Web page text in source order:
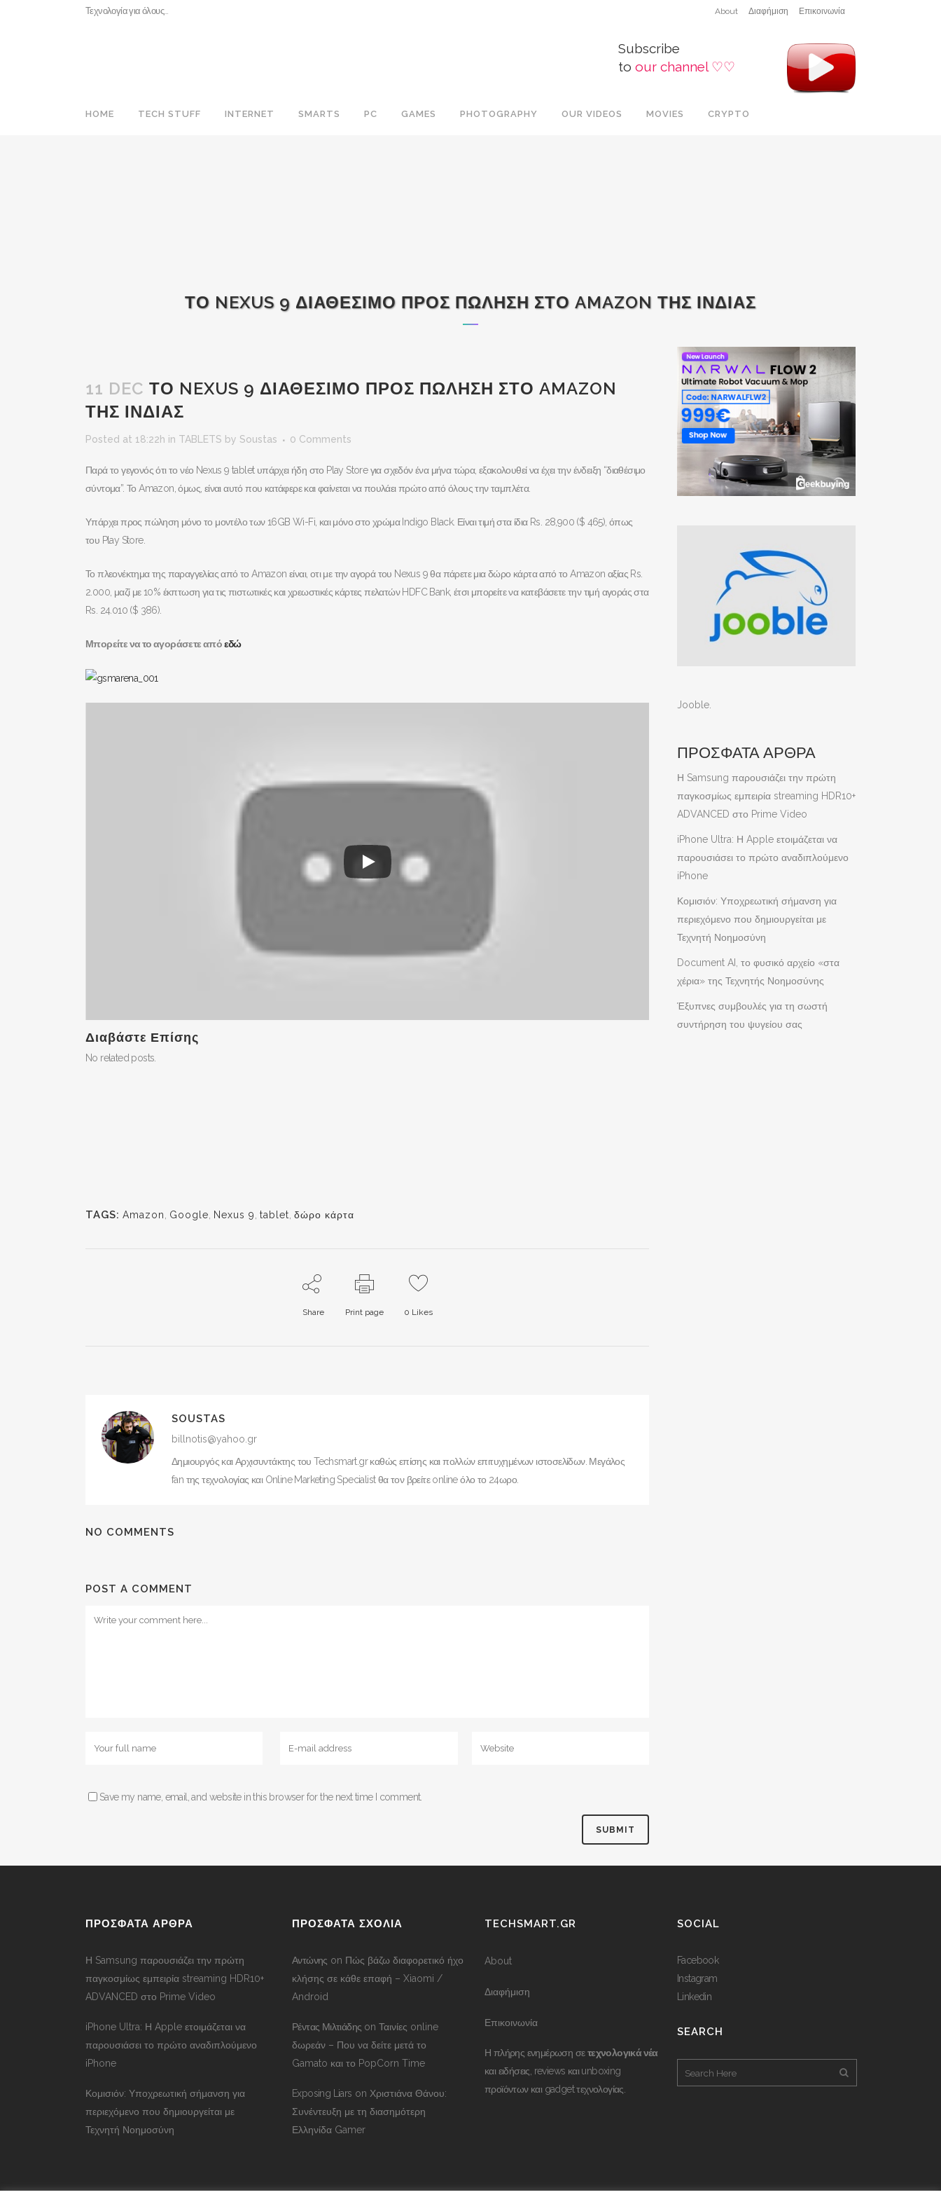
Τεχνολογία για όλους… About Διαφήμιση Επικοινωνία
Subscribe
to our channel ♡♡
HOME TECH STUFF INTERNET SMARTS PC GAMES PHOTOGRAPHY OUR VIDEOS MOVIES CRYPTO
ΤΟ NEXUS 9 ΔΙΑΘΕΣΙΜΟ ΠΡΟΣ ΠΩΛΗΣΗ ΣΤΟ AMAZON ΤΗΣ ΙΝΔΙΑΣ
11 DEC ΤΟ NEXUS 9 ΔΙΑΘΕΣΙΜΟ ΠΡΟΣ ΠΩΛΗΣΗ ΣΤΟ AMAZON
ΤΗΣ ΙΝΔΙΑΣ
Posted at 18:22h in TABLETS by Soustas 0 Comments
Παρά το γεγονός ότι το νέο Nexus 9 tablet υπάρχει ήδη στο Play Store για σχεδόν ένα μήνα τώρα, εξακολουθεί να έχει την ένδειξη “διαθέσιμο
σύντομα”. Το Amazon, όμως, είναι αυτό που κατάφερε και φαίνεται να πουλάει πρώτο από όλους την ταμπλέτα.
Υπάρχει προς πώληση μόνο το μοντέλο των 16GB Wi-Fi, και μόνο στο χρώμα Indigo Black. Είναι τιμή στα ίδια Rs. 28,900 ($ 465), όπως
του Play Store.
Το πλεονέκτημα της παραγγελίας από το Amazon είναι, οτι με την αγορά του Nexus 9 θα πάρετε μια δώρο κάρτα από το Amazon αξίας Rs.
2.000, μαζί με 10% έκπτωση για τις πιστωτικές και χρεωστικές κάρτες πελατών HDFC Bank, έτσι μπορείτε να κατεβάσετε την τιμή αγοράς στα
Rs. 24.010 ($ 386).
Μπορείτε να το αγοράσετε απόεδώ
Διαβάστε Επίσης
No related posts.
TAGS: Amazon Google Nexus 9 tablet δώρο κάρτα
Share Print page 0 Likes
SOUSTAS
billnotis@yahoo.gr
Δημιουργός και Αρχισυντάκτης του Techsmart.gr καθώς επίσης και πολλών επιτυχημένων ιστοσελίδων. Μεγάλος
fan της τεχνολογίας και Online Marketing Specialist θα τον βρείτε online όλο το 24ωρο.
NO COMMENTS
POST A COMMENT
Save my name, email, and website in this browser for the next time I comment.
Jooble
ΠΡΟΣΦΑΤΑ ΑΡΘΡΑ
Η Samsung παρουσιάζει την πρώτη
παγκοσμίως εμπειρία streaming HDR10+
ADVANCED στο Prime Video
iPhone Ultra: Η Apple ετοιμάζεται να
παρουσιάσει το πρώτο αναδιπλούμενο
iPhone
Κομισιόν: Υποχρεωτική σήμανση για
περιεχόμενο που δημιουργείται με
Τεχνητή Νοημοσύνη
Document AI, το φυσικό αρχείο «στα
χέρια» της Τεχνητής Νοημοσύνης
Έξυπνες συμβουλές για τη σωστή
συντήρηση του ψυγείου σας
ΠΡΟΣΦΑΤΑ ΑΡΘΡΑ
Η Samsung παρουσιάζει την πρώτη
παγκοσμίως εμπειρία streaming HDR10+
ADVANCED στο Prime Video
iPhone Ultra: Η Apple ετοιμάζεται να
παρουσιάσει το πρώτο αναδιπλούμενο
iPhone
Κομισιόν: Υποχρεωτική σήμανση για
περιεχόμενο που δημιουργείται με
Τεχνητή Νοημοσύνη
ΠΡΟΣΦΑΤΑ ΣΧΟΛΙΑ
Αντώνης on Πώς βάζω διαφορετικό ήχο
κλήσης σε κάθε επαφή – Xiaomi /
Android
Ρέντας Μιλτιάδης onΤαινίες online
δωρεάν – Που να δείτε μετά το
Gamato και το PopCorn Time
Exposing Liars on Χριστιάνα Θάνου:
Συνέντευξη με τη διασημότερη
Ελληνίδα Gamer
TECHSMART.GR
About
Διαφήμιση
Επικοινωνία
Η πλήρης ενημέρωση σετεχνολογικά νέα
και ειδήσεις, reviews και unboxing
προϊόντων και gadget τεχνολογίας.
SOCIAL
Facebook
Instagram
Linkedin
SEARCH